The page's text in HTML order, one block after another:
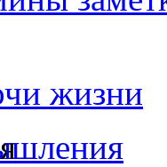
жизни